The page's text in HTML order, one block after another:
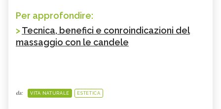
Per approfondire:
>Tecnica, benefici e conroindicazioni del
massaggio con le candele
da: VITA NATURALE ESTETICA